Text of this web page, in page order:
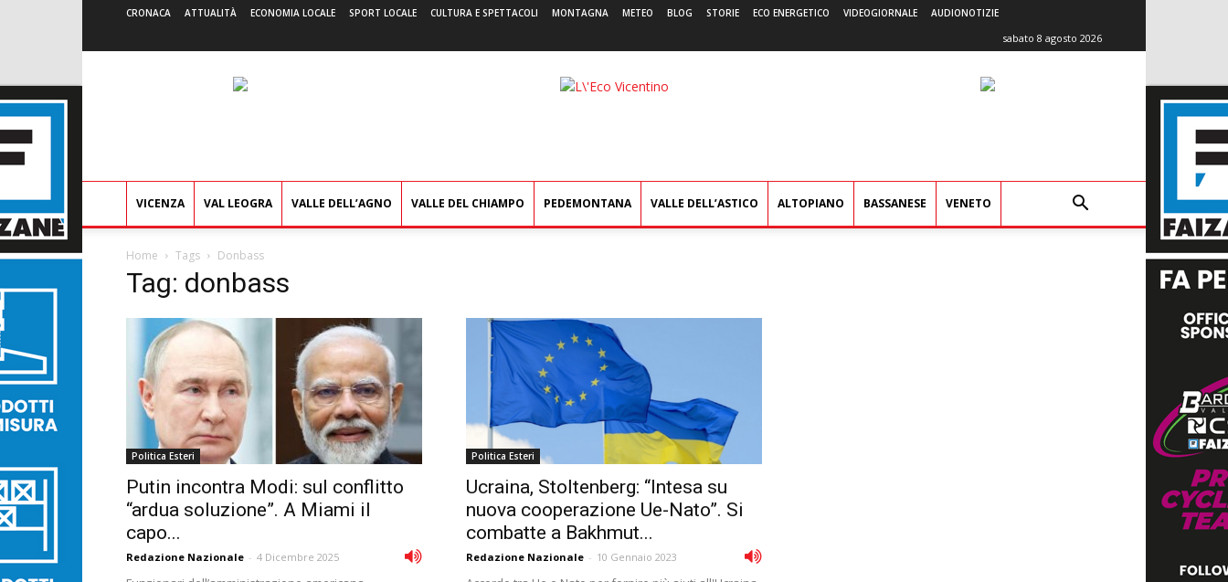
CRONACA ATTUALITÀ ECONOMIA LOCALE SPORT LOCALE CULTURA E SPETTACOLI MONTAGNA METEO BLOG STORIE ECO ENERGETICO VIDEOGIORNALE AUDIONOTIZIE
sabato 8 agosto 2026
L'Eco
VICENZA VAL LEOGRA VALLE DELL’AGNO VALLE DEL CHIAMPO PEDEMONTANA VALLE DELL’ASTICO ALTOPIANO BASSANESE VENETO
Home Tags Donbass
Tag: donbass
Politica Esteri
Putin incontra Modi: sul conflitto
“ardua soluzione”. A Miami il
capo...
Redazione Nazionale - 4 Dicembre 2025
Politica Esteri
Ucraina, Stoltenberg: “Intesa su
nuova cooperazione Ue-Nato”. Si
combatte a Bakhmut...
Redazione Nazionale - 10 Gennaio 2023